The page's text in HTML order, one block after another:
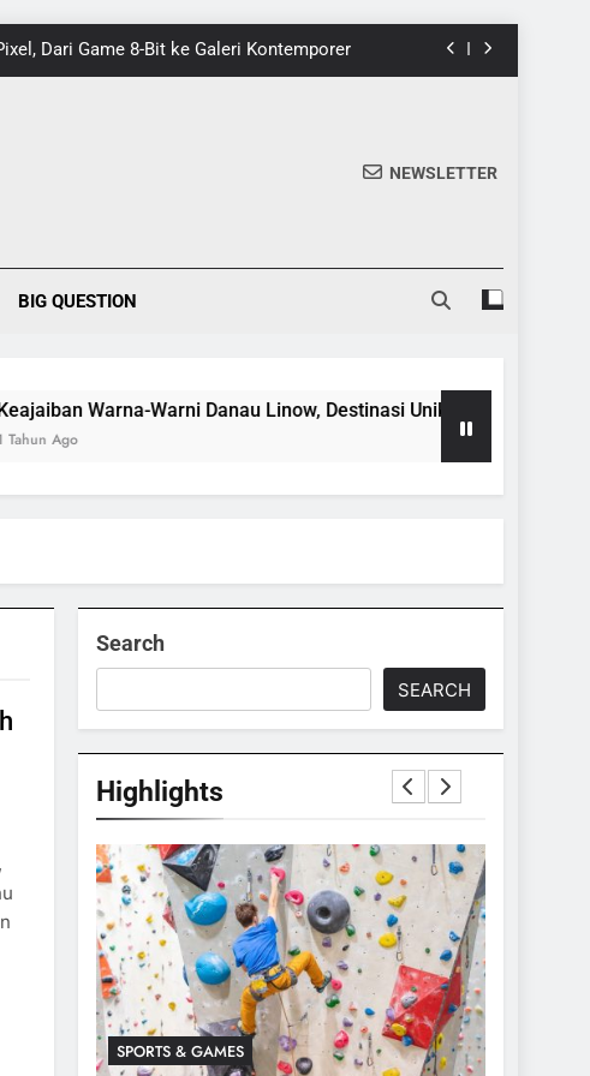
Dari Game 8-Bit ke Galeri Kontemporer
Unik di Tomohon yang Wajib Dikunjungi
NEWSLETTER
BIG QUESTION
Warna-Warni Danau Linow, Destinasi Unik di Tomohon yang
Search
SEARCH
Highlights
SPORTS & GAMES